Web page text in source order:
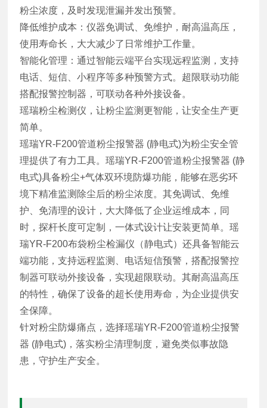
粉尘浓度，及时发现泄漏并发出预警。
降低维护成本：仪器免调试、免维护，耐高温高压，
使用寿命长，大大减少了日常维护工作量。
智能化管理：通过智能云端平台实现远程监测，支持
电话、短信、小程序等多种预警方式。超限联动功能
搭配报警控制器，可联动各种外接设备。
瑶瑞粉尘检测仪，让粉尘监测更智能，让安全生产更
简单。
瑶瑞YR-F200管道粉尘报警器 (静电式)为粉尘安全管
理提供了有力工具。瑶瑞YR-F200管道粉尘报警器 (静
电式)具备粉尘+气体双环境防爆功能，能够在恶劣环
境下精准监测除尘后的粉尘浓度。其免调试、免维
护、免清理的设计，大大降低了企业运维成本，同
时，探杆长度可定制，一体式设计让安装更简单。瑶
瑞YR-F200布袋粉尘检漏仪（静电式）还具备智能云
端功能，支持远程监测、电话短信预警，搭配报警控
制器可联动外接设备，实现超限联动。其耐高温高压
的特性，确保了设备的超长使用寿命，为企业提供安
全保障。
针对粉尘防爆痛点，选择瑶瑞YR-F200管道粉尘报警
器 (静电式)，落实粉尘清理制度，避免类似事故隐
患，守护生产安全。